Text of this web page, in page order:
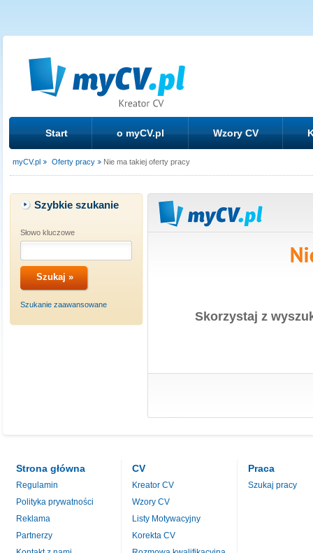
Start o myCV.pl Wzory CV
myCV.pl Oferty pracy Nie ma takiej oferty pracy
Szybkie szukanie
Słowo kluczowe
Szukanie zaawansowane
Skorzystaj z
Strona główna
Regulamin
Polityka prywatności
Reklama
Partnerzy
CV
Kreator CV
Wzory CV
Listy Motywacyjny
Korekta CV
Praca
Szukaj pracy